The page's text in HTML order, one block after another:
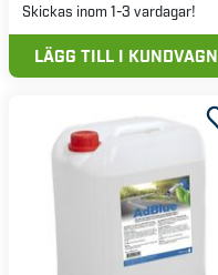
Skickas inom 1-3 vardagar!
LÄGG TILL I KUNDVAGN